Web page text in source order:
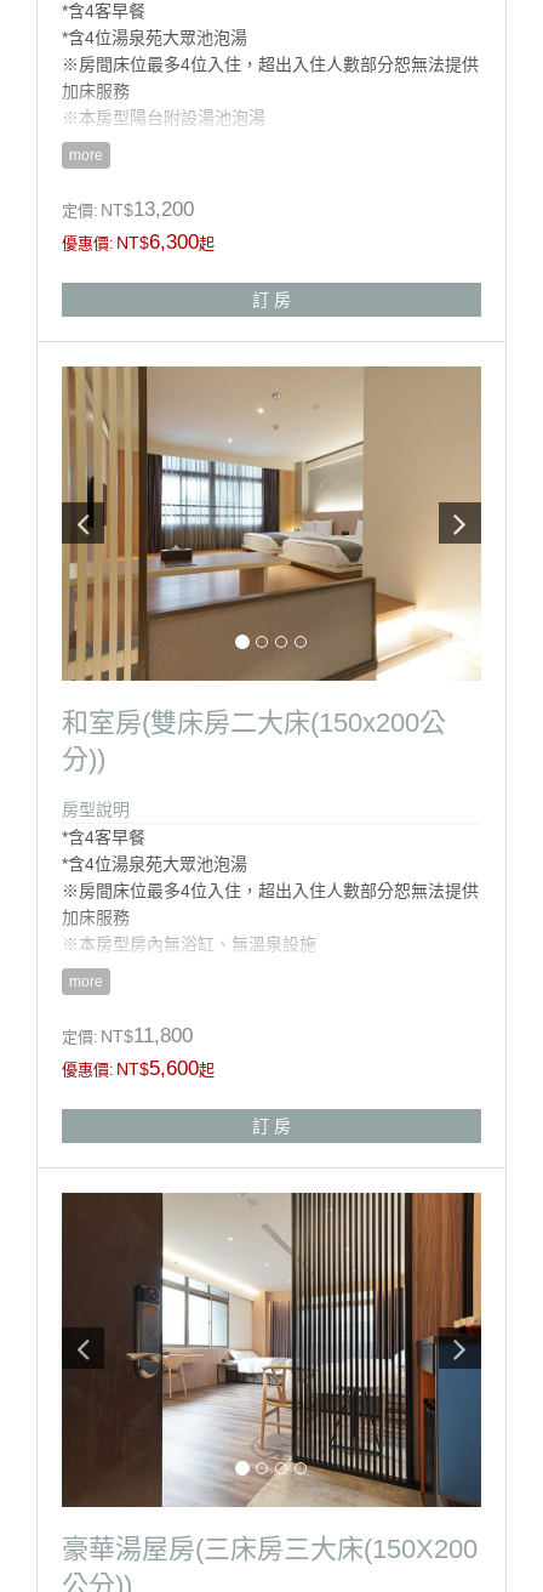
*含4客早餐
*含4位湯泉苑大眾池泡湯
※房間床位最多4位入住，超出入住人數部分恕無法提供
加床服務
※本房型陽台附設湯池泡湯
※床型:二大床 150cm X 200cm
※房間坪數:10坪
※淋浴設備(本房型陽台附設湯池泡湯)、吹風機、盥洗毛
※請自行攜帶泳裝(泳帽、泳褲、泳衣)
※湯泉苑大眾池泡湯區營業時間- 08：00-22：00
more
定價: NT$13,200
優惠價: NT$6,300起
訂 房
和室房(雙床房二大床(150x200公
分))
房型說明
*含4客早餐
*含4位湯泉苑大眾池泡湯
※房間床位最多4位入住，超出入住人數部分恕無法提供
加床服務
※本房型房內無浴缸、無溫泉設施
※床型:二大床 150cm X 200cm
※房間坪數:12坪
※淋浴設備、吹風機、盥洗毛巾、中央空調、冰箱、電
※請自行攜帶泳裝(泳帽、泳褲、泳衣)
※湯泉苑大眾池泡湯區營業時間- 08：00-22：00
more
定價: NT$11,800
優惠價: NT$5,600起
訂 房
豪華湯屋房(三床房三大床(150X200
公分))